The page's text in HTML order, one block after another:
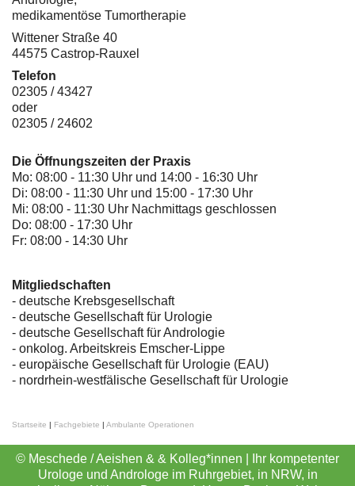
medikamentöse Tumortherapie
Wittener Straße 40
44575 Castrop-Rauxel
Telefon
02305 / 43427
oder
02305 / 24602
Die Öffnungszeiten der Praxis
Mo: 08:00 - 11:30 Uhr und 14:00 - 16:30 Uhr
Di: 08:00 - 11:30 Uhr und 15:00 - 17:30 Uhr
Mi: 08:00 - 11:30 Uhr Nachmittags geschlossen
Do: 08:00 - 17:30 Uhr
Fr: 08:00 - 14:30 Uhr
Mitgliedschaften
- deutsche Krebsgesellschaft
- deutsche Gesellschaft für Urologie
- deutsche Gesellschaft für Andrologie
- onkolog. Arbeitskreis Emscher-Lippe
- europäische Gesellschaft für Urologie (EAU)
- nordrhein-westfälische Gesellschaft für Urologie
Startseite | Fachgebiete | Ambulante Operationen
© Meschede / Aeishen & & Kolleg*innen | Ihr kompetenter
Urologe und Androloge im Ruhrgebiet, in NRW, in